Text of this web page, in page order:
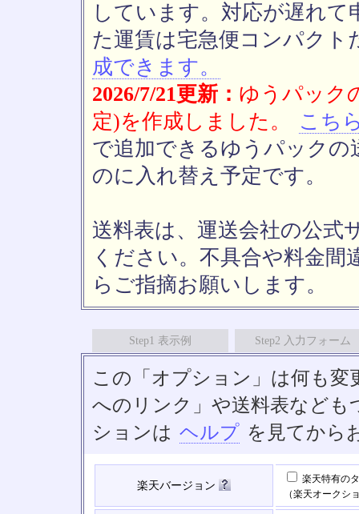
しています。対応が遅れ
た運賃は宅急便コンパクト
成できます。
2026/7/21更新： ゆうパック
定)を作成しました。
こち
で追加できるゆうパックの
のに入れ替え予定です。
送料表は、運送会社の公式
ください。不具合や料金間
らご指摘お願いします。
Step1 表示例 Step2 入力フォーム
この「オプション」は何も
へのリンク」や送料表など
ションは ヘルプ を見てから
楽天バージョン
楽天特有の
（楽天オークシ